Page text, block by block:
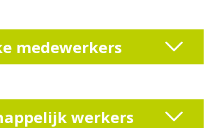
medewerkers
werkers